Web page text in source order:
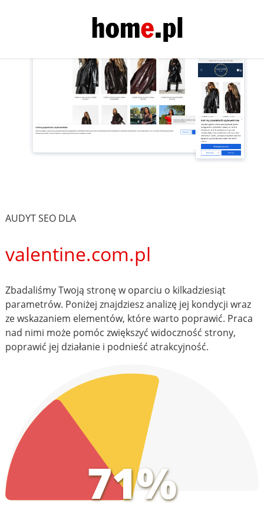
AUDYT SEO DLA
valentine.com.pl
Zbadaliśmy Twoją stronę w oparciu o kilkadziesiąt
parametrów. Poniżej znajdziesz analizę jej kondycji wraz
ze wskazaniem elementów, które warto poprawić. Praca
nad nimi może pomóc zwiększyć widoczność strony,
poprawić jej działanie i podnieść atrakcyjność.
71%